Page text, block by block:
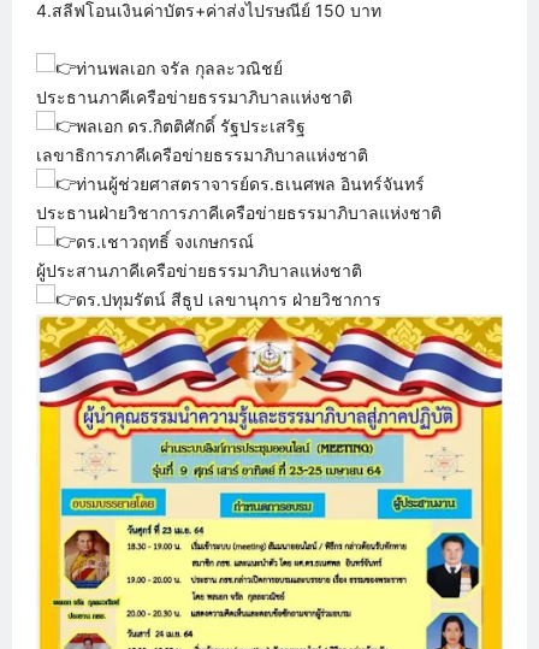
4.สลีฟโอนเงินค่าบัตร+ค่าส่งไปรษณีย์ 150 บาท
ท่านพลเอก จรัล กุลละวณิชย์
ประธานภาคีเครือข่ายธรรมาภิบาลแห่งชาติ
พลเอก ดร.กิตติศักดิ์ รัฐประเสริฐ
เลขาธิการภาคีเครือข่ายธรรมาภิบาลแห่งชาติ
ท่านผู้ช่วยศาสตราจารย์ดร.ธเนศพล อินทร์จันทร์
ประธานฝ่ายวิชาการภาคีเครือข่ายธรรมาภิบาลแห่งชาติ
ดร.เชาวฤทธิ์ จงเกษกรณ์
ผู้ประสานภาคีเครือข่ายธรรมาภิบาลแห่งชาติ
ดร.ปทุมรัตน์ สีธูป เลขานุการ ฝ่ายวิชาการ